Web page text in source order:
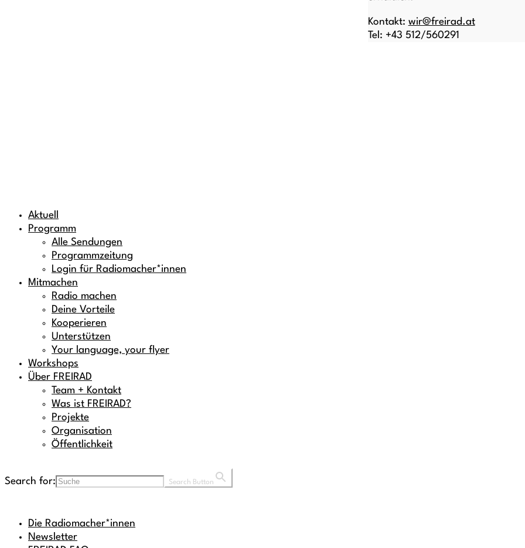
Kontakt: wir@freirad.at
Tel: +43 512/560291
Aktuell
Programm
Alle Sendungen
Programmzeitung
Login für Radiomacher*innen
Mitmachen
Radio machen
Deine Vorteile
Kooperieren
Unterstützen
Your language, your flyer
Workshops
Über FREIRAD
Team + Kontakt
Was ist FREIRAD?
Projekte
Organisation
Öffentlichkeit
Search for: Search Button
Die Radiomacher*innen
Newsletter